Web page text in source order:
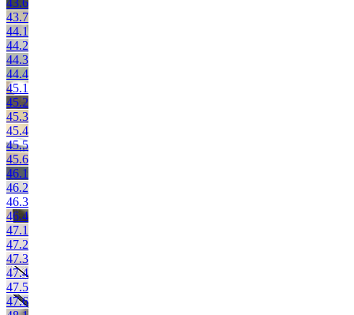
43.7
44.1
44.2
44.3
44.4
45.1
45.2
45.3
45.4
45.5
45.6
46.1
46.2
46.3
46.4
47.1
47.2
47.3
47.4
47.5
47.6